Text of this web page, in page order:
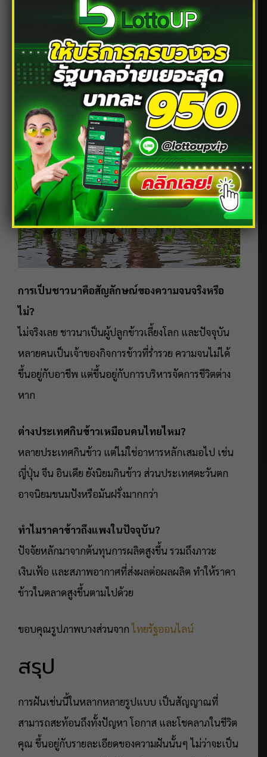
อีกแง่หนึ่ง ความฝันนี้อาจสะท้อนถึงความเหนื่อยล้าทาง
ร่างกาย หรือจิตใจที่ต้องพักด่วน แนะนำให้หมั่นดูแล
สุขภาพ เพราะถ้าร่างกายคุณไม่ดี หน้าที่การงานและ
ความสัมพันธ์ก็จะได้รับผลกระทบตามไปด้วย
เลขเด็ดจากความฝันนี้:78, 189, 204, 406
การเป็นชาวนาคือสัญลักษณ์ของความจนจริงหรือ
ไม่?
ไม่จริงเลย ชาวนาเป็นผู้ปลูกข้าวเลี้ยงโลก และปัจจุบัน
หลายคนเป็นเจ้าของกิจการข้าวที่ร่ำรวย ความจนไม่ได้
ขึ้นอยู่กับอาชีพ แต่ขึ้นอยู่กับการบริหารจัดการชีวิตต่าง
หาก
ต่างประเทศกินข้าวเหมือนคนไทยไหม?
หลายประเทศกินข้าว แต่ไม่ใช่อาหารหลักเสมอไป เช่น
ญี่ปุ่น จีน อินเดีย ยังนิยมกินข้าว ส่วนประเทศตะวันตก
อาจนิยมขนมปังหรือมันฝรั่งมากกว่า
ทำไมราคาข้าวถึงแพงในปัจจุบัน?
ปัจจัยหลักมาจากต้นทุนการผลิตสูงขึ้น รวมถึงภาวะ
เงินเฟ้อ และสภาพอากาศที่ส่งผลต่อผลผลิต ทำให้ราคา
ข้าวในตลาดสูงขึ้นตามไปด้วย
ขอบคุณรูปภาพบางส่วนจากไทยรัฐออนไลน์
สรุป
การฝันเช่นนี้ในหลากหลายรูปแบบ เป็นสัญญาณที่
สามารถสะท้อนถึงทั้งปัญหา โอกาส และโชคลาภในชีวิต
คุณ ขึ้นอยู่กับรายละเอียดของความฝันนั้นๆ ไม่ว่าจะเป็น